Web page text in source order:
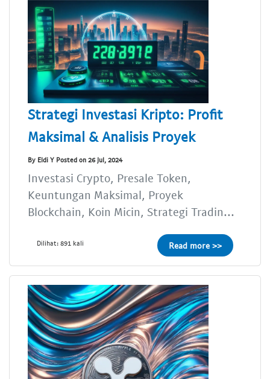
Strategi Investasi Kripto: Profit
Maksimal & Analisis Proyek
By Eldi Y Posted on 26 Jul, 2024
Investasi Crypto, Presale Token,
Keuntungan Maksimal, Proyek
Blockchain, Koin Micin, Strategi Tradin...
Dilihat: 891 kali Read more >>